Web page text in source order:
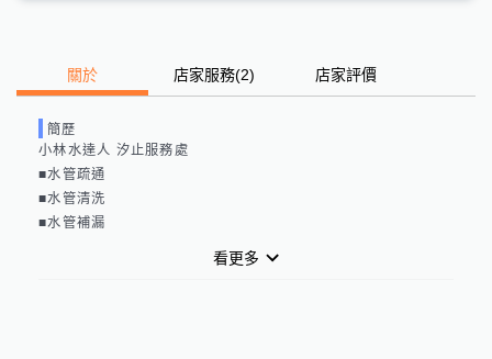
關於 店家服務(2) 店家評價
簡歷
小林水達人 汐止服務處
■水管疏通
■水管清洗
■水管補漏
看更多